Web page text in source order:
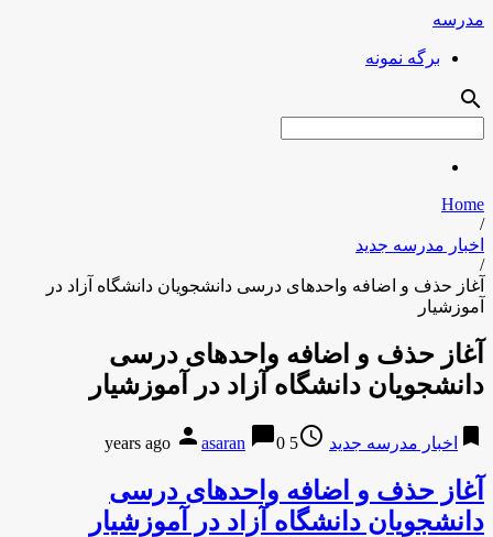
مدرسه
برگه نمونه
search
Home
/
اخبار مدرسه جدید
/
آغاز حذف و اضافه واحدهای درسی دانشجویان دانشگاه آزاد در
آموزشیار
آغاز حذف و اضافه واحدهای درسی
دانشجویان دانشگاه آزاد در آموزشیار
bookmark اخبار مدرسه جدید access_time
5 years ago
person asaran chat_bubble0
آغاز حذف و اضافه واحدهای درسی
دانشجویان دانشگاه آزاد در آموزشیار